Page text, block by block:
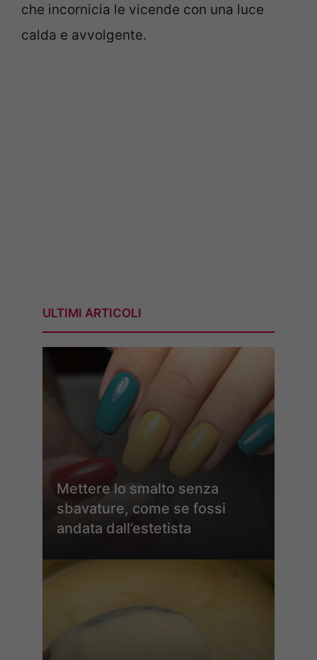
che incornicia le vicende con una luce
calda e avvolgente.
ULTIMI ARTICOLI
Mettere lo smalto senza
sbavature, come se fossi
andata dall’estetista